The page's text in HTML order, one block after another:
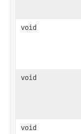
void
void
void